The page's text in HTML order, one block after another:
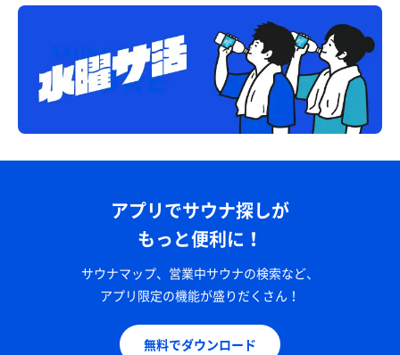
アプリでサウナ探しが
もっと便利に！
サウナマップ、営業中サウナの検索など、
アプリ限定の機能が盛りだくさん！
無料でダウンロード